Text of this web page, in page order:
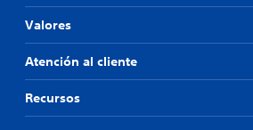
Valores
Atención al cliente
Recursos